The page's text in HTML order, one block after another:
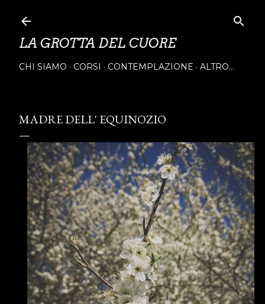
LA GROTTA DEL CUORE
CHI SIAMO CORSI CONTEMPLAZIONE ALTRO…
MADRE DELL' EQUINOZIO